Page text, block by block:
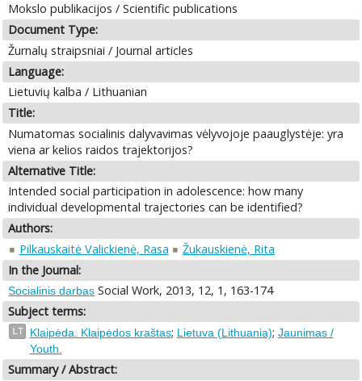
Mokslo publikacijos / Scientific publications
Document Type:
Žurnalų straipsniai / Journal articles
Language:
Lietuvių kalba / Lithuanian
Title:
Numatomas socialinis dalyvavimas vėlyvojoje paauglystėje: yra
viena ar kelios raidos trajektorijos?
Alternative Title:
Intended social participation in adolescence: how many
individual developmental trajectories can be identified?
Authors:
Pilkauskaitė Valickienė, Rasa
Žukauskienė, Rita
In the Journal:
Socialinis darbas Social Work, 2013, 12, 1, 163-174
Subject terms:
LT Klaipėda. Klaipėdos kraštas; Lietuva (Lithuania); Jaunimas /
Youth.
Summary / Abstract: